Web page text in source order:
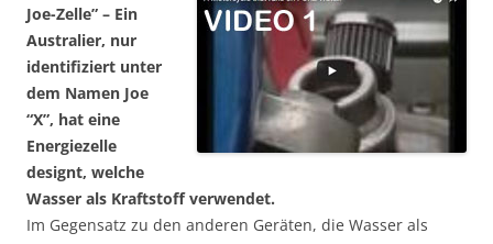
Joe-Zelle” – Ein
Australier, nur
identifiziert unter
dem Namen Joe
“X”, hat eine
Energiezelle
designt, welche
Wasser als Kraftstoff verwendet.
Im Gegensatz zu den anderen Geräten, die Wasser als